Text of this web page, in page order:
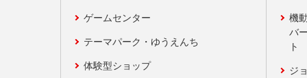
ゲームセンター
テーマパーク・ゆうえんち
体験型ショップ
機
バ
ト
ジ